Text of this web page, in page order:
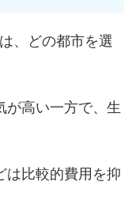
、どの都市を選
が高い一方で、生
は比較的費用を抑